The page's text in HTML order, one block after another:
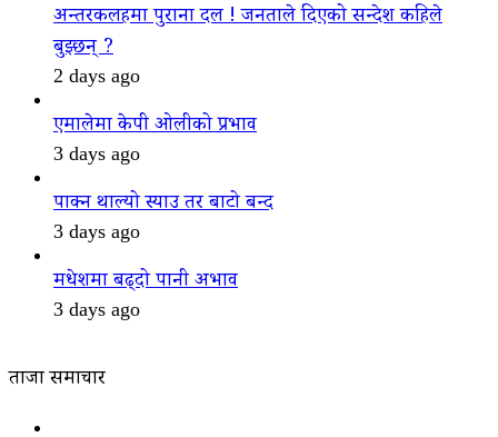
अन्तरकलहमा पुराना दल ! जनताले दिएको सन्देश कहिले
बुझ्छन् ?
2 days ago
एमालेमा केपी ओलीको प्रभाव
3 days ago
पाक्न थाल्यो स्याउ तर बाटो बन्द
3 days ago
मधेशमा बढ्दो पानी अभाव
3 days ago
ताजा समाचार